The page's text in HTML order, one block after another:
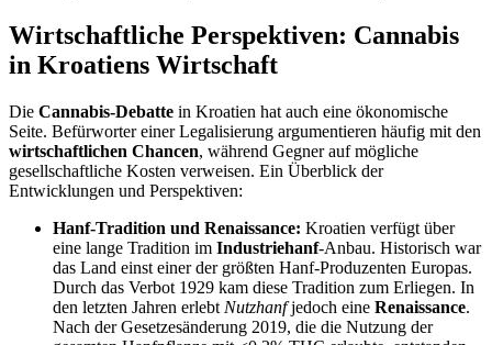
Wirtschaftliche Perspektiven: Cannabis
in Kroatiens Wirtschaft
Die Cannabis-Debatte in Kroatien hat auch eine ökonomische
Seite. Befürworter einer Legalisierung argumentieren häufig mit den
wirtschaftlichen Chancen, während Gegner auf mögliche
gesellschaftliche Kosten verweisen. Ein Überblick der
Entwicklungen und Perspektiven:
Hanf-Tradition und Renaissance: Kroatien verfügt über
eine lange Tradition im Industriehanf-Anbau. Historisch war
das Land einst einer der größten Hanf-Produzenten Europa​s.
Durch das Verbot 1929 kam diese Tradition zum Erliegen. In
den letzten Jahren erlebt Nutzhanfjedoch eine Renaissance.
Nach der Gesetzesänderung 2019, die die Nutzung der